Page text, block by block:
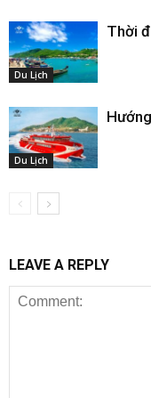
Du Lịch
Thời
Du Lịch
LEAVE A REPLY